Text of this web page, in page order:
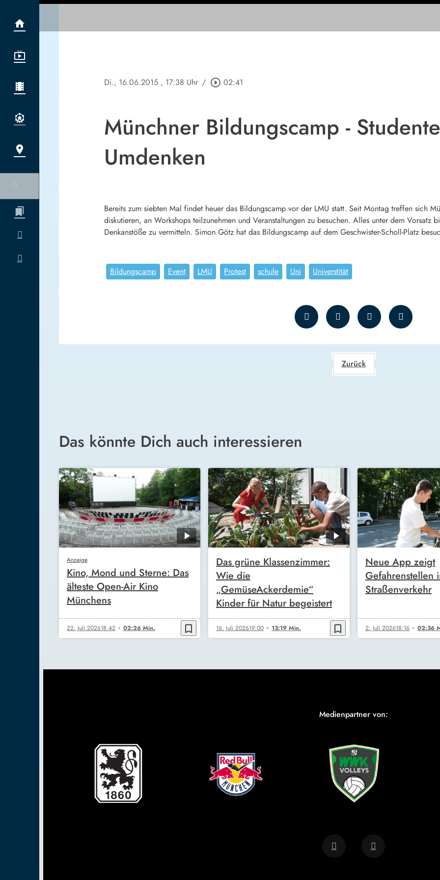
Di., 16.06.2015 , 17:38 Uhr / play_circle_outline 02:41
Münchner Bildungscamp -
Umdenken
Bereits zum siebten Mal findet heuer das Bildungscamp vor der LMU statt. Seit Montag treffen sich
diskutieren, an Workshops teilzunehmen und Veranstaltungen zu besuchen. Alles unter dem Vorsatz
Denkanstöße zu vermitteln. Simon Götz hat das Bildungscamp auf dem Geschwister-Scholl-Platz
Bildungscamp Event LMU Protest schule Uni Universtität
Zurück
Das könnte Dich auch interessieren
Anzeige
Kino, Mond und Sterne: Das
älteste Open-Air Kino
Münchens
22. Juli 202618:42 02:26 Min. bookmark_border
Das grüne Klassenzimmer:
Wie die
„GemüseAckerdemie“
Kinder für Natur begeistert
16. Juli 202619:00 13:19 Min. bookmark_border
Neue App zeigt
Gefahrenstellen
Straßenverkehr
2. Juli 202618:16 02:36
Medienpartner von: